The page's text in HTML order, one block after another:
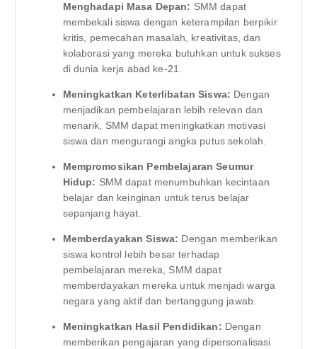
Menghadapi Masa Depan: SMM dapat
membekali siswa dengan keterampilan berpikir
kritis, pemecahan masalah, kreativitas, dan
kolaborasi yang mereka butuhkan untuk sukses
di dunia kerja abad ke-21.
Meningkatkan Keterlibatan Siswa: Dengan
menjadikan pembelajaran lebih relevan dan
menarik, SMM dapat meningkatkan motivasi
siswa dan mengurangi angka putus sekolah.
Mempromosikan Pembelajaran Seumur
Hidup: SMM dapat menumbuhkan kecintaan
belajar dan keinginan untuk terus belajar
sepanjang hayat.
Memberdayakan Siswa: Dengan memberikan
siswa kontrol lebih besar terhadap
pembelajaran mereka, SMM dapat
memberdayakan mereka untuk menjadi warga
negara yang aktif dan bertanggung jawab.
Meningkatkan Hasil Pendidikan: Dengan
memberikan pengajaran yang dipersonalisasi